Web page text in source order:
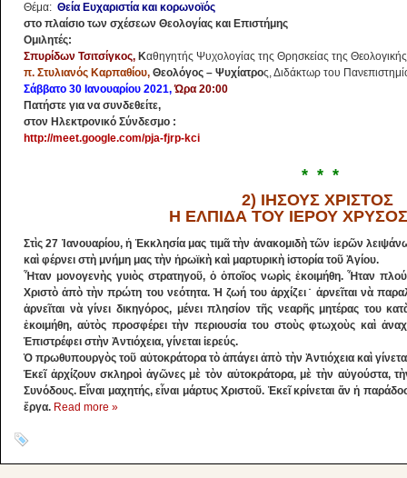
Θέμα: Θεία Ευχαριστία και κορωνοϊός
στο πλαίσιο των σχέσεων Θεολογίας και Επιστήμης
Ομιλητές:
Σπυρίδων Τσιτσίγκος, Καθηγητής Ψυχολογίας της Θρησκείας της
π. Στυλιανός Καρπαθίου, Θεολόγος – Ψυχίατρος, Διδάκτωρ του
Σάββατο 30 Ιανουαρίου 2021,Ώρα 20:00
Πατήστε για να συνδεθείτε,
στον Ηλεκτρονικό Σύνδεσμο :
http://meet.google.com/pja-fjrp-kci
* * *
2) ΙΗΣΟΥΣ ΧΡΙΣΤΟΣ
Η ΕΛΠΙΔΑ ΤΟΥ ΙΕΡΟΥ
Στὶς 27 Ἰανουαρίου, ἡ Ἐκκλησία μας τιμᾶ τὴν ἀνακομιδὴ τῶν ἱερῶν
καὶ φέρνει στὴ μνήμη μας τὴν ἡρωϊκὴ καὶ μαρτυρικὴ ἱστορία τοῦ Ἁγίου.
Ἦταν μονογενὴς γυιὸς στρατηγοῦ, ὁ ὁποῖος νωρὶς ἐκοιμήθη. Ἦταν
Χριστὸ ἀπὸ τὴν πρώτη του νεότητα. Ἡ ζωή του ἀρχίζει˙ ἀρνεῖται νὰ
ἀρνεῖται νὰ γίνει δικηγόρος, μένει πλησίον τῆς νεαρῆς μητέρας του
ἐκοιμήθη, αὐτὸς προσφέρει τὴν περιουσία του στοὺς φτωχοὺς καὶ
Ἐπιστρέφει στὴν Ἀντιόχεια, γίνεται ἱερεύς.
Ὁ πρωθυπουργὸς τοῦ αὐτοκράτορα τὸ ἀπάγει ἀπὸ τὴν Ἀντιόχεια καὶ
Ἐκεῖ ἀρχίζουν σκληροὶ ἀγῶνες μὲ τὸν αὐτοκράτορα, μὲ τὴν αὐγούστα,
Συνόδους. Εἶναι μαχητής, εἶναι μάρτυς Χριστοῦ. Ἐκεῖ κρίνεται ἄν ἡ
ἔργα. Read more »